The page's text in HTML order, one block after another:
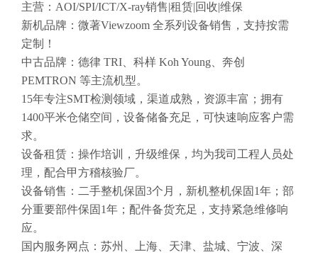
主营：AOI/SPI/ICT/X-ray销售|租赁|回收|维保
新机品牌：微著Viewzoom 全系列设备销售，支持按需
定制！
中古品牌：德律 TRI、科样 Koh Young、奔创
PEMTRON 等主流机型。
15年专注SMT检测领域，渠道成熟，资源丰富；拥有
1400平米仓储空间，设备储备充足，可快速响应客户需
求。
设备租赁：操作培训，升级维保，均为我司工程人员处
理，配合甲方稽核验厂。
设备销售：二手整机保固3个月，新机整机保固1年；部
分重要部件保固1年；配件备货充足，支持紧急维修响
应。
国内服务网点：苏州、上海、天津、盐城、宁波、深